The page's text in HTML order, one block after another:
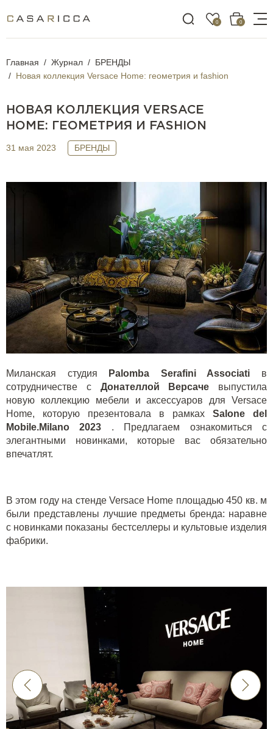
0 0
Главная Журнал
БРЕНДЫ
Новая коллекция Versace Home: геометрия и fashion
НОВАЯ КОЛЛЕКЦИЯ VERSACE
HOME: ГЕОМЕТРИЯ И FASHION
31 мая 2023 БРЕНДЫ
Миланская студия Palomba Serafini Associati в
сотрудничестве с Донателлой Версаче выпустила
новую коллекцию мебели и аксессуаров для Versace
Home, которую презентовала в рамках Salone del
Mobile.Milano 2023 . Предлагаем ознакомиться с
элегантными новинками, которые вас обязательно
впечатлят.
В этом году на стенде Versace Home площадью 450 кв. м
были представлены лучшие предметы бренда: наравне
с новинками показаны бестселлеры и культовые изделия
фабрики.